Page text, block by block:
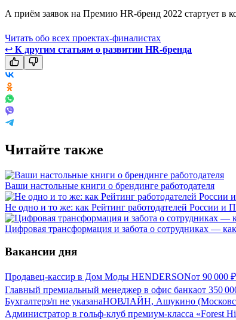
А приём заявок на Премию HR-бренд 2022 стартует в
Читать обо всех проектах-финалистах
↩ К другим статьям о развитии HR-бренда
Читайте также
Ваши настольные книги о брендинге работодателя
Не одно и то же: как Рейтинг работодателей России и
Цифровая трансформация и забота о сотрудниках —
Вакансии дня
Продавец-кассир в Дом Моды HENDERSONот 90 000 ₽
Главный премиальный менеджер в офис банкаот 350
Бухгалтерз/п не указанаНОВЛАЙН, Ашукино
Администратор в гольф-клуб премиум-класса «Forest